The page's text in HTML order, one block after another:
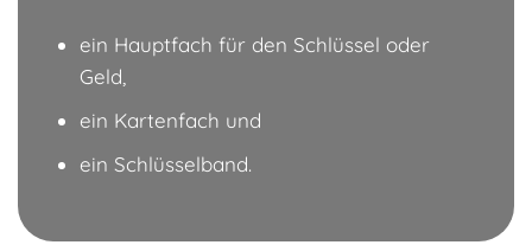
ein Hauptfach für den Schlüssel oder
Geld,
ein Kartenfach und
ein Schlüsselband.